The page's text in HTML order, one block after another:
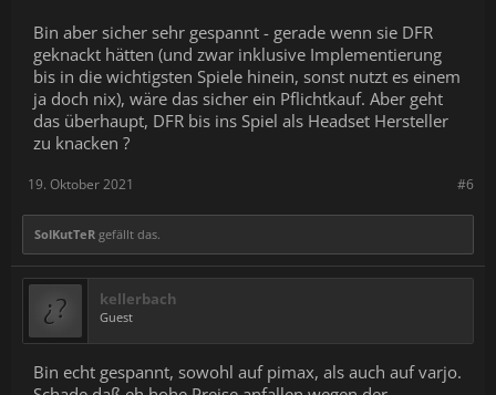
Bin aber sicher sehr gespannt - gerade wenn sie DFR
geknackt hätten (und zwar inklusive Implementierung
bis in die wichtigsten Spiele hinein, sonst nutzt es einem
ja doch nix), wäre das sicher ein Pflichtkauf. Aber geht
das überhaupt, DFR bis ins Spiel als Headset Hersteller
zu knacken ?
#6
19. Oktober 2021
SolKutTeR gefällt das.
kellerbach
Guest
Bin echt gespannt, sowohl auf pimax, als auch auf varjo.